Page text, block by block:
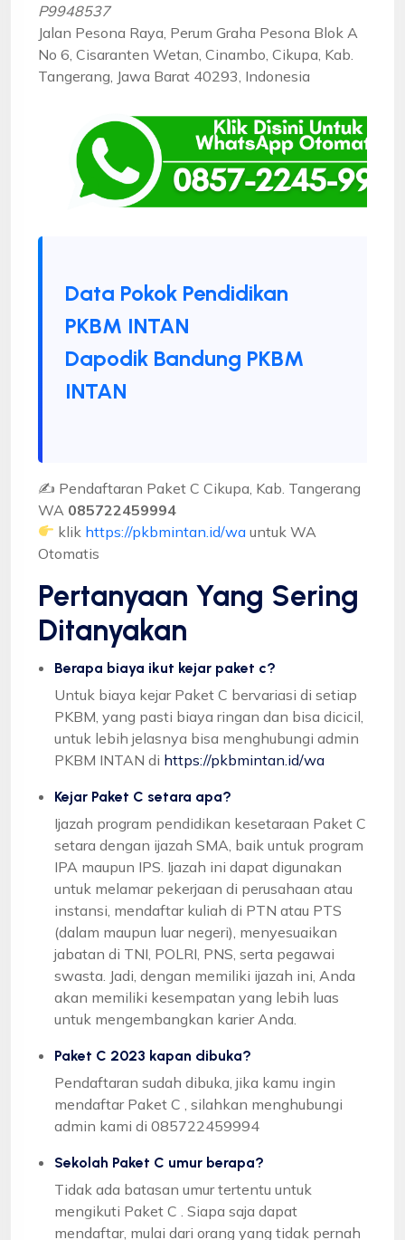
P9948537
Jalan Pesona Raya, Perum Graha Pesona Blok A
No 6, Cisaranten Wetan, Cinambo, Cikupa, Kab.
Tangerang, Jawa Barat 40293, Indonesia
Data Pokok Pendidikan
PKBM INTAN
Dapodik Bandung PKBM
INTAN
✍ Pendaftaran Paket C Cikupa, Kab. Tangerang
WA 085722459994
klik https://pkbmintan.id/wa untuk WA
Otomatis
Pertanyaan Yang Sering
Ditanyakan
Berapa biaya ikut kejar paket c?
Untuk biaya kejar Paket C bervariasi di setiap
PKBM, yang pasti biaya ringan dan bisa dicicil,
untuk lebih jelasnya bisa menghubungi admin
PKBM INTAN di https://pkbmintan.id/wa
Kejar Paket C setara apa?
Ijazah program pendidikan kesetaraan Paket C
setara dengan ijazah SMA, baik untuk program
IPA maupun IPS. Ijazah ini dapat digunakan
untuk melamar pekerjaan di perusahaan atau
instansi, mendaftar kuliah di PTN atau PTS
(dalam maupun luar negeri), menyesuaikan
jabatan di TNI, POLRI, PNS, serta pegawai
swasta. Jadi, dengan memiliki ijazah ini, Anda
akan memiliki kesempatan yang lebih luas
untuk mengembangkan karier Anda.
Paket C 2023 kapan dibuka?
Pendaftaran sudah dibuka, jika kamu ingin
mendaftar Paket C , silahkan menghubungi
admin kami di 085722459994
Sekolah Paket C umur berapa?
Tidak ada batasan umur tertentu untuk
mengikuti Paket C . Siapa saja dapat
mendaftar, mulai dari orang yang tidak pernah